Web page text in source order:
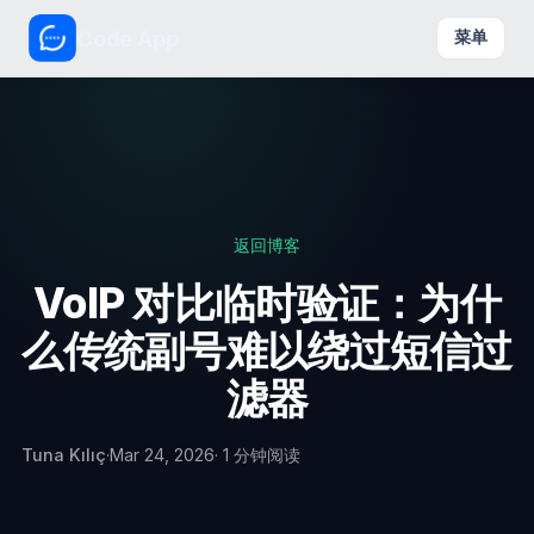
菜单
返回博客
VoIP 对比临时验证：为什
么传统副号难以绕过短信过
滤器
Tuna Kılıç·Mar 24, 2026· 1 分钟阅读